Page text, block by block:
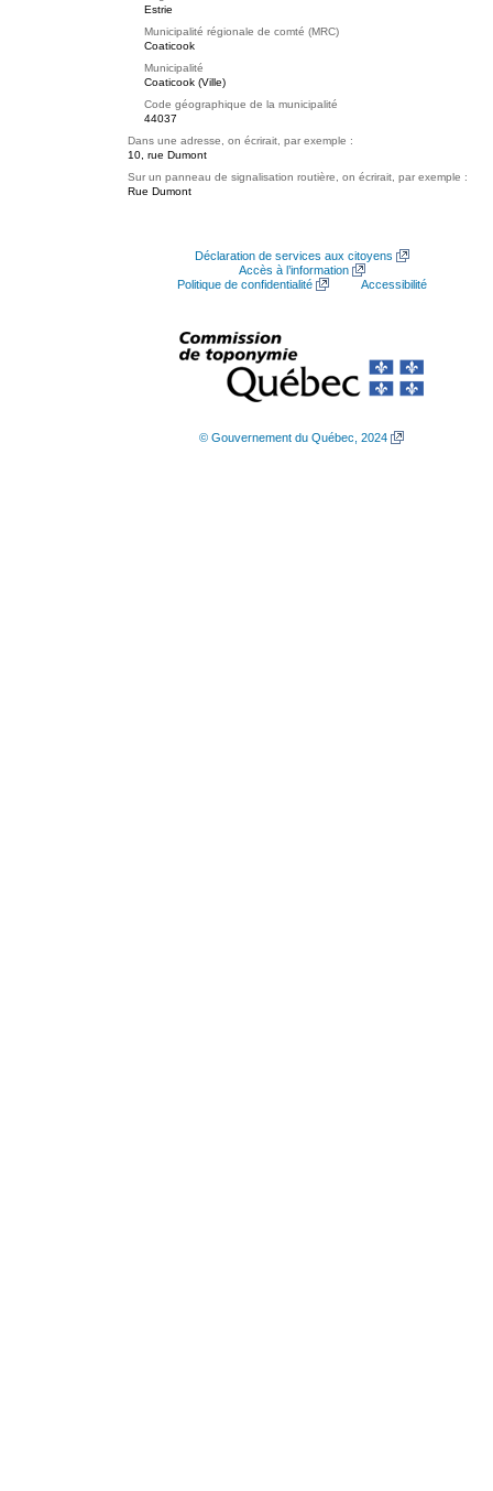
Estrie
Municipalité régionale de comté (MRC)
Coaticook
Municipalité
Coaticook (Ville)
Code géographique de la municipalité
44037
Dans une adresse, on écrirait, par exemple :
10, rue Dumont
Sur un panneau de signalisation routière, on écrirait, par exemple :
Rue Dumont
Déclaration de services aux citoyens
Accès à l’information
Politique de confidentialité
Accessibilité
© Gouvernement du Québec, 2024